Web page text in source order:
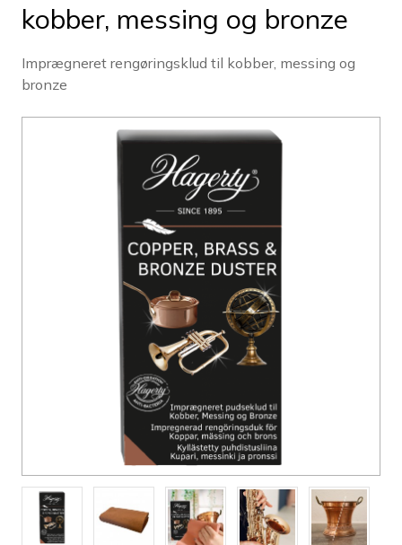
kobber, messing og bronze
Imprægneret rengøringsklud til kobber, messing og
bronze